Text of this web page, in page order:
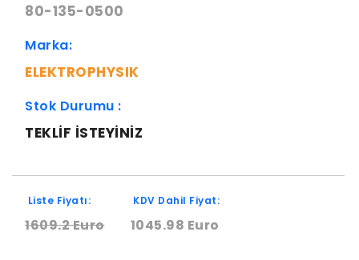
80-135-0500
Marka:
ELEKTROPHYSIK
Stok Durumu :
TEKLIF ISTEYINIZ
Liste Fiyatı:
1609.2 Euro
KDV Dahil Fiyat:
1045.98 Euro